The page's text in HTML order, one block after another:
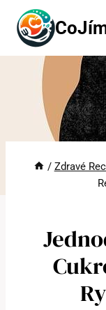
Přeskočit
obsah
/ Zdravé